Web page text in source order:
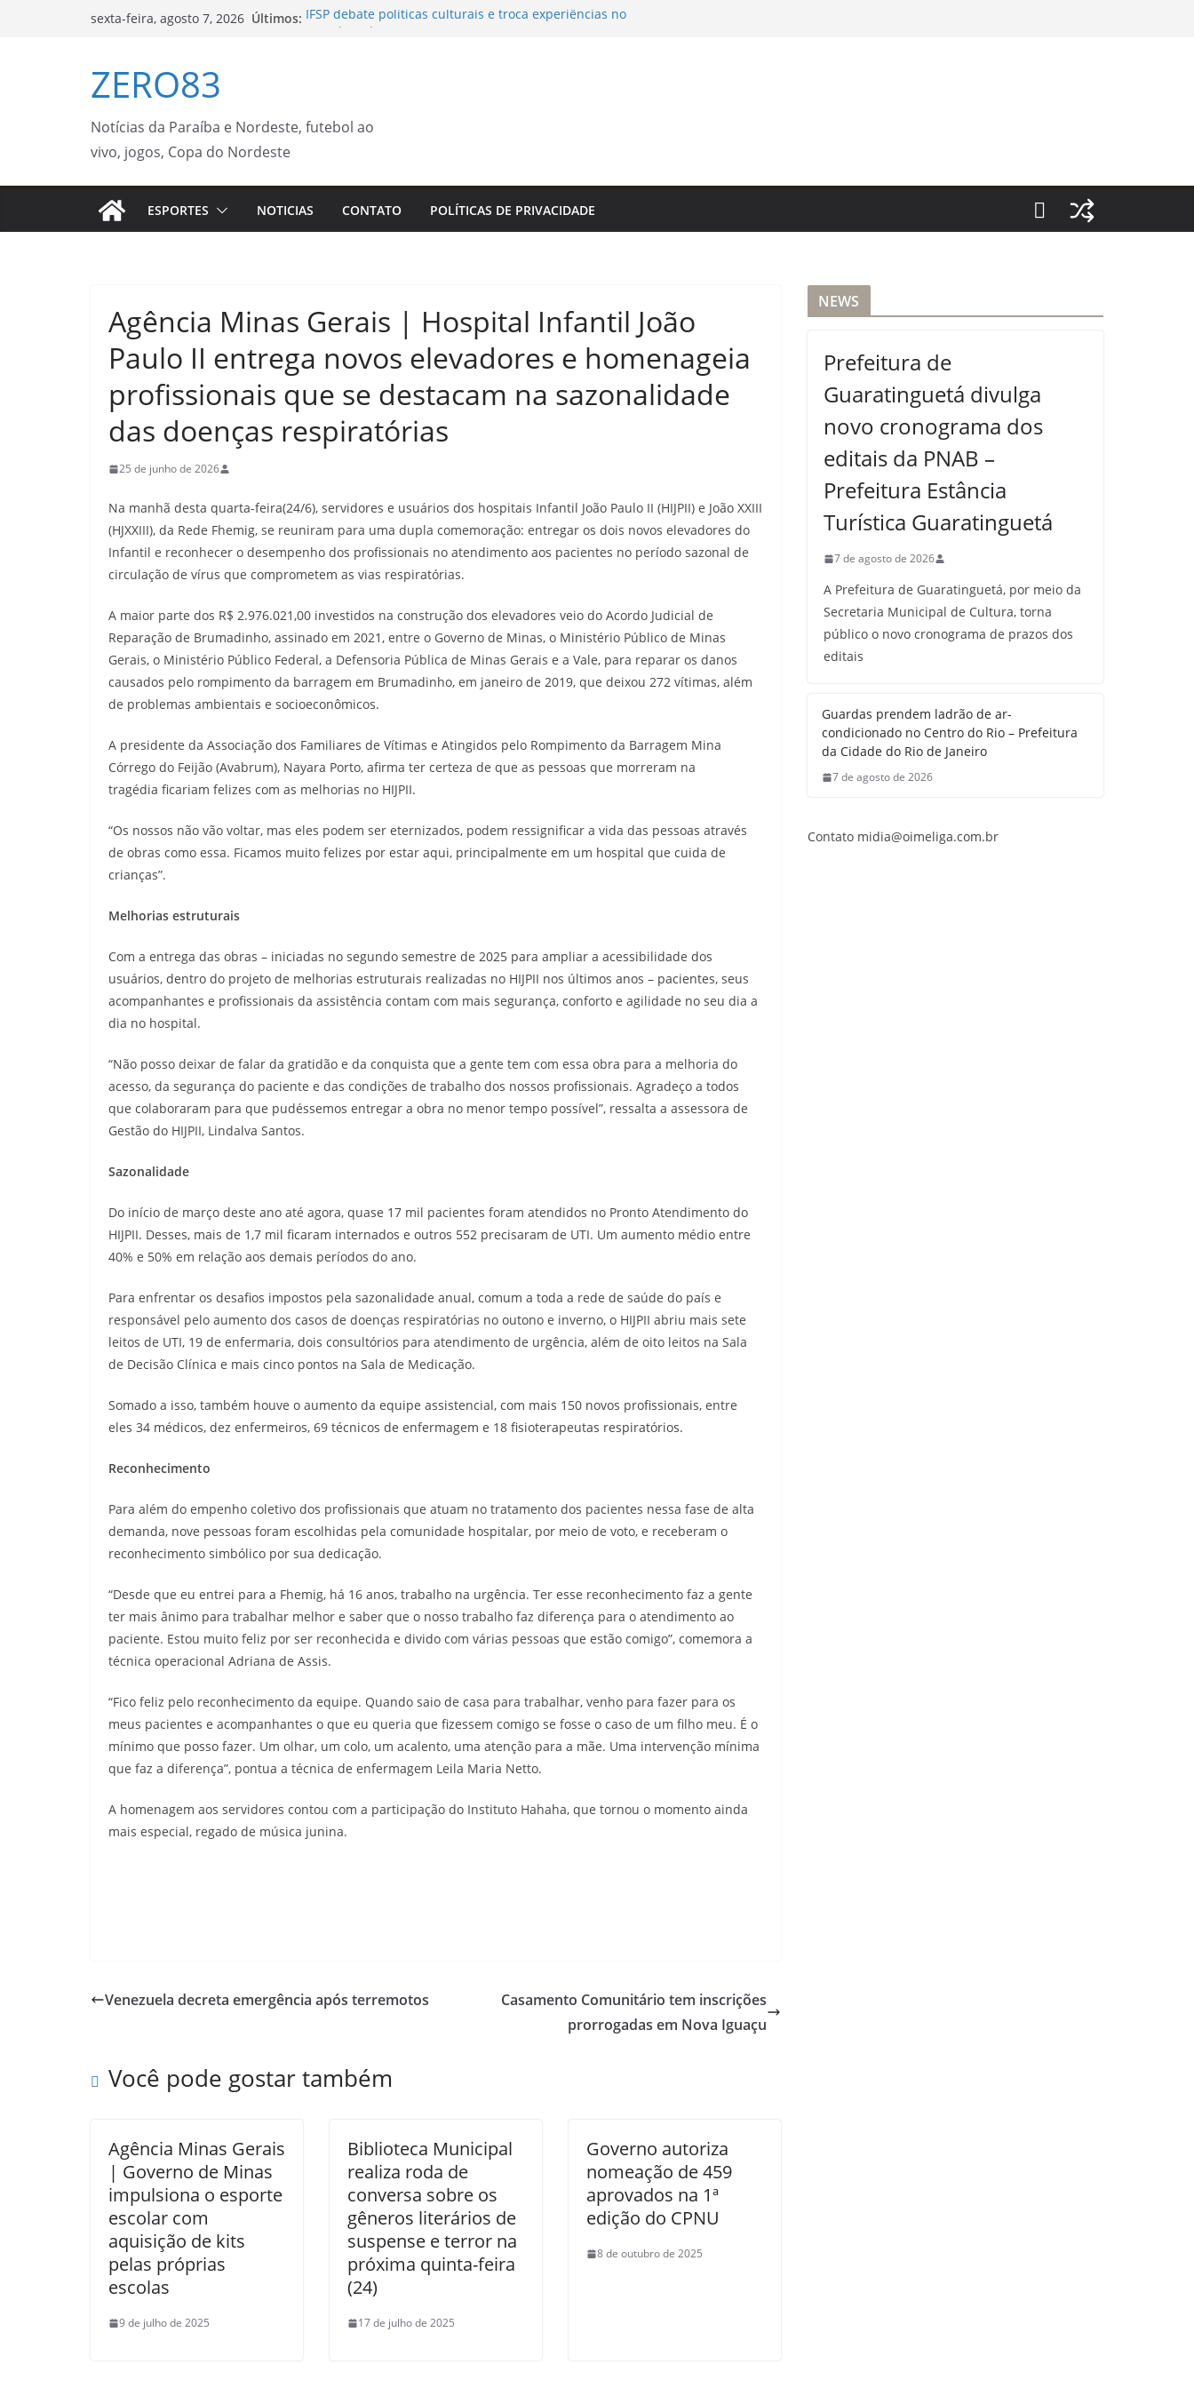
sexta-feira, agosto 7, 2026 Últimos: IFSP debate políticas culturais e troca experiências no
Rio – Prefeitura da Cidade do Rio de Janeiro
Voepass
ZERO83
Notícias da Paraíba e Nordeste, futebol ao
vivo, jogos, Copa do Nordeste
ESPORTES NOTICIAS CONTATO POLÍTICAS DE PRIVACIDADE
Agência Minas Gerais | Hospital Infantil João
Paulo II entrega novos elevadores e homenageia
profissionais que se destacam na sazonalidade
das doenças respiratórias
25 de junho de 2026
Na manhã desta quarta-feira(24/6), servidores e usuários dos hospitais Infantil João Paulo II (HIJPII) e João XXIII
(HJXXIII), da Rede Fhemig, se reuniram para uma dupla comemoração: entregar os dois novos elevadores do
Infantil e reconhecer o desempenho dos profissionais no atendimento aos pacientes no período sazonal de
circulação de vírus que comprometem as vias respiratórias.
A maior parte dos R$ 2.976.021,00 investidos na construção dos elevadores veio do Acordo Judicial de
Reparação de Brumadinho, assinado em 2021, entre o Governo de Minas, o Ministério Público de Minas
Gerais, o Ministério Público Federal, a Defensoria Pública de Minas Gerais e a Vale, para reparar os danos
causados pelo rompimento da barragem em Brumadinho, em janeiro de 2019, que deixou 272 vítimas, além
de problemas ambientais e socioeconômicos.
A presidente da Associação dos Familiares de Vítimas e Atingidos pelo Rompimento da Barragem Mina
Córrego do Feijão (Avabrum), Nayara Porto, afirma ter certeza de que as pessoas que morreram na
tragédia ficariam felizes com as melhorias no HIJPII.
“Os nossos não vão voltar, mas eles podem ser eternizados, podem ressignificar a vida das pessoas através
de obras como essa. Ficamos muito felizes por estar aqui, principalmente em um hospital que cuida de
crianças”.
Melhorias estruturais
Com a entrega das obras – iniciadas no segundo semestre de 2025 para ampliar a acessibilidade dos
usuários, dentro do projeto de melhorias estruturais realizadas no HIJPII nos últimos anos – pacientes, seus
acompanhantes e profissionais da assistência contam com mais segurança, conforto e agilidade no seu dia a
dia no hospital.
“Não posso deixar de falar da gratidão e da conquista que a gente tem com essa obra para a melhoria do
acesso, da segurança do paciente e das condições de trabalho dos nossos profissionais. Agradeço a todos
que colaboraram para que pudéssemos entregar a obra no menor tempo possível”, ressalta a assessora de
Gestão do HIJPII, Lindalva Santos.
Sazonalidade
Do início de março deste ano até agora, quase 17 mil pacientes foram atendidos no Pronto Atendimento do
HIJPII. Desses, mais de 1,7 mil ficaram internados e outros 552 precisaram de UTI. Um aumento médio entre
40% e 50% em relação aos demais períodos do ano.
Para enfrentar os desafios impostos pela sazonalidade anual, comum a toda a rede de saúde do país e
responsável pelo aumento dos casos de doenças respiratórias no outono e inverno, o HIJPII abriu mais sete
leitos de UTI, 19 de enfermaria, dois consultórios para atendimento de urgência, além de oito leitos na Sala
de Decisão Clínica e mais cinco pontos na Sala de Medicação.
Somado a isso, também houve o aumento da equipe assistencial, com mais 150 novos profissionais, entre
eles 34 médicos, dez enfermeiros, 69 técnicos de enfermagem e 18 fisioterapeutas respiratórios.
Reconhecimento
Para além do empenho coletivo dos profissionais que atuam no tratamento dos pacientes nessa fase de alta
demanda, nove pessoas foram escolhidas pela comunidade hospitalar, por meio de voto, e receberam o
reconhecimento simbólico por sua dedicação.
“Desde que eu entrei para a Fhemig, há 16 anos, trabalho na urgência. Ter esse reconhecimento faz a gente
ter mais ânimo para trabalhar melhor e saber que o nosso trabalho faz diferença para o atendimento ao
paciente. Estou muito feliz por ser reconhecida e divido com várias pessoas que estão comigo”, comemora a
técnica operacional Adriana de Assis.
“Fico feliz pelo reconhecimento da equipe. Quando saio de casa para trabalhar, venho para fazer para os
meus pacientes e acompanhantes o que eu queria que fizessem comigo se fosse o caso de um filho meu. É o
mínimo que posso fazer. Um olhar, um colo, um acalento, uma atenção para a mãe. Uma intervenção mínima
que faz a diferença”, pontua a técnica de enfermagem Leila Maria Netto.
A homenagem aos servidores contou com a participação do Instituto Hahaha, que tornou o momento ainda
mais especial, regado de música junina.
Venezuela decreta emergência após terremotos
Casamento Comunitário tem inscrições
prorrogadas em Nova Iguaçu
Você pode gostar também
Agência Minas Gerais
| Governo de Minas
impulsiona o esporte
escolar com
aquisição de kits
pelas próprias
escolas
9 de julho de 2025
Biblioteca Municipal
realiza roda de
conversa sobre os
gêneros literários de
suspense e terror na
próxima quinta-feira
(24)
17 de julho de 2025
Governo autoriza
nomeação de 459
aprovados na 1ª
edição do CPNU
8 de outubro de 2025
NEWS
Prefeitura de
Guaratinguetá divulga
novo cronograma dos
editais da PNAB –
Prefeitura Estância
Turística Guaratinguetá
7 de agosto de 2026
A Prefeitura de Guaratinguetá, por meio da
Secretaria Municipal de Cultura, torna
público o novo cronograma de prazos dos
editais
Guardas prendem ladrão de ar-
condicionado no Centro do Rio – Prefeitura
da Cidade do Rio de Janeiro
7 de agosto de 2026
Contato midia@oimeliga.com.br